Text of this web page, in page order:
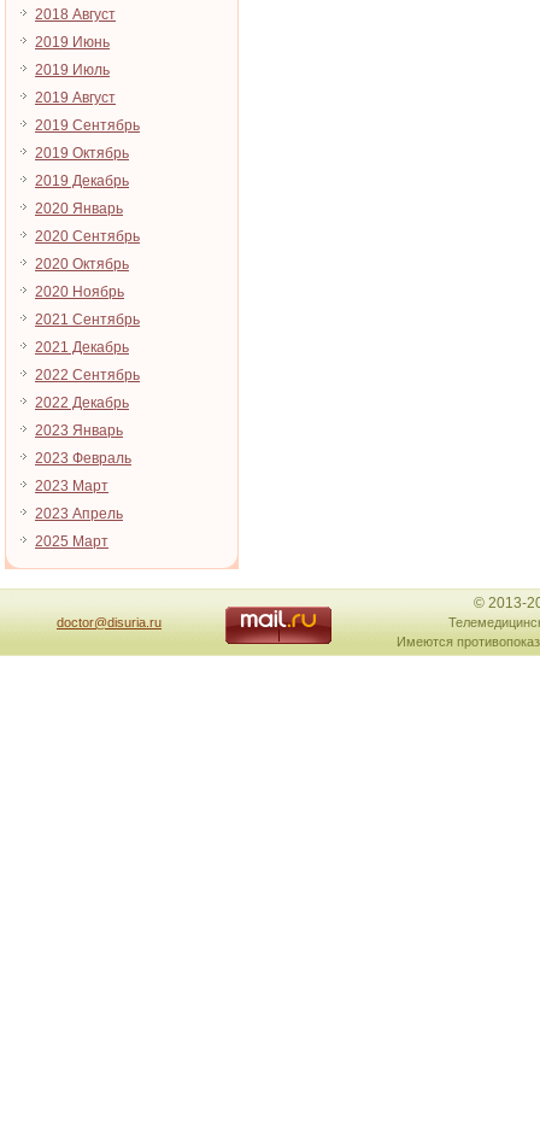
2018 Август
2019 Июнь
2019 Июль
2019 Август
2019 Сентябрь
2019 Октябрь
2019 Декабрь
2020 Январь
2020 Сентябрь
2020 Октябрь
2020 Ноябрь
2021 Сентябрь
2021 Декабрь
2022 Сентябрь
2022 Декабрь
2023 Январь
2023 Февраль
2023 Март
2023 Апрель
2025 Март
doctor@disuria.ru
© 2013-
Имеются